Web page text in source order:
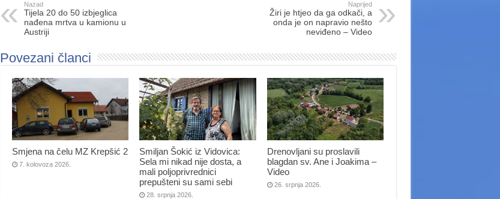
Nazad
Tijela 20 do 50 izbjeglica
nađena mrtva u kamionu u
Austriji
Naprijed
Žiri je htjeo da ga odkači, a
onda je on napravio nešto
neviđeno – Video
Povezani članci
Smjena na čelu MZ Krepšić 2
7. kolovoza 2026.
Smiljan Šokić iz Vidovica:
Sela mi nikad nije dosta, a
mali poljoprivrednici
prepušteni su sami sebi
28. srpnja 2026.
Drenovljani su proslavili
blagdan sv. Ane i Joakima –
Video
26. srpnja 2026.